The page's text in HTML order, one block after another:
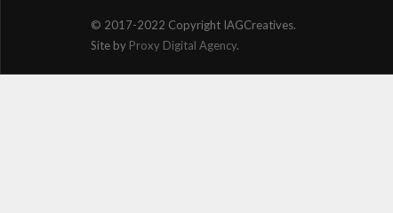
© 2017-2022 Copyright IAGCreatives.
Site by Proxy Digital Agency.